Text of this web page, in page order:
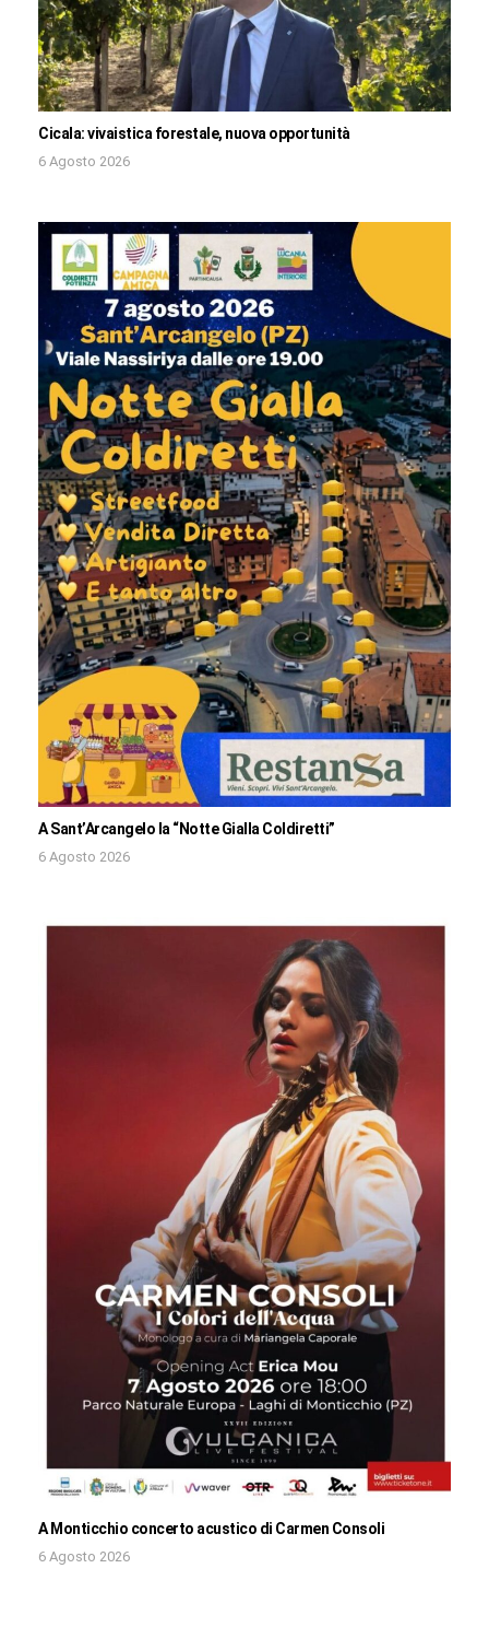
Cicala: vivaistica forestale, nuova opportunità
6 Agosto 2026
A Sant’Arcangelo la “Notte Gialla Coldiretti”
6 Agosto 2026
A Monticchio concerto acustico di Carmen Consoli
6 Agosto 2026